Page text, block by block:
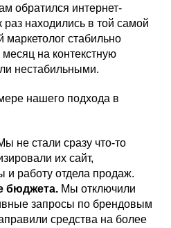
обратился интернет-
находились в той самой
маркетолог стабильно
на контекстную
нестабильными.
нашего подхода в
не стали сразу что-то
их сайт,
и работу отдела продаж.
бюджета. Мы отключили
запросы по брендовым
средства на более